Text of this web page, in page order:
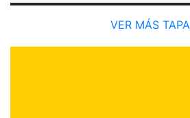
VER MÁS